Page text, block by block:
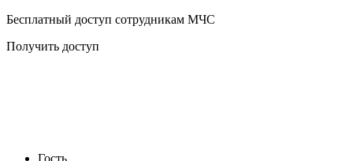
Бесплатный доступ сотрудникам МЧС
Получить доступ
Гость